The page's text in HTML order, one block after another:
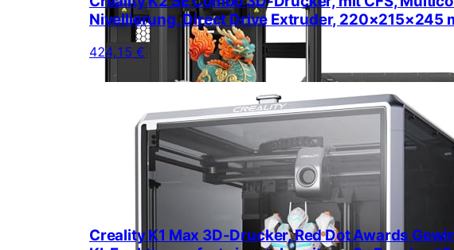
Nivellierung, Direct Drive Extruder, 220×215×245
424,15 €
Creality K1 Max 3D-Drucker, Red Dot Awards